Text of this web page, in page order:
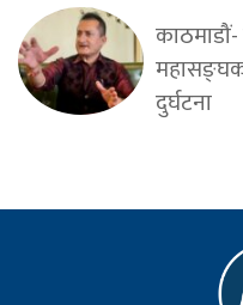
काठमाडौं-
दुर्घटना